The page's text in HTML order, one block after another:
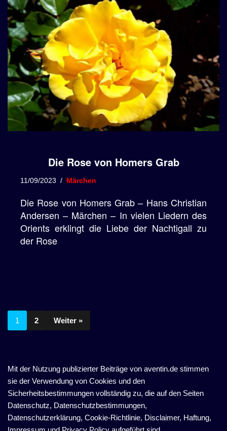
Die Rose von Homers Grab
11/09/2023 Märchen
Die Rose von Homers Grab – Hans Christian
Andersen – Märchen – In vielen Liedern des
Orients erklingt die Liebe der Nachtigall zu
der Rose
1 2 Weiter »
Mit der Nutzung publizierter Beiträge von aventin.de stimmen
sie der Verwendung von Cookies und den
Sicherheitsbestimmungen vollständig zu, die auf den Seiten
Datenschutz, Datenschutzbestimmungen,
Datenschutzerklärung, Cookie-Richtlinie, Disclaimer, Haftung,